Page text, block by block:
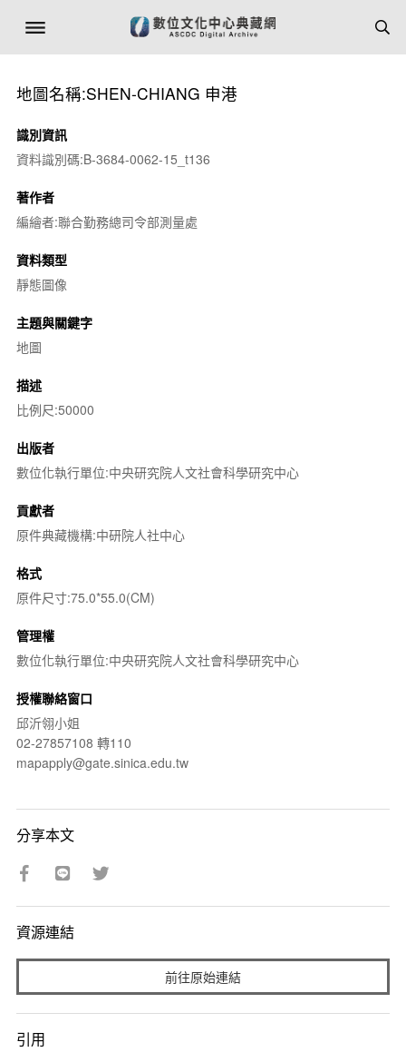
地圖名稱:SHEN-CHIANG 申港
識別資訊
資料識別碼:B-3684-0062-15_t136
著作者
編繪者:聯合勤務總司令部測量處
資料類型
靜態圖像
主題與關鍵字
地圖
描述
比例尺:50000
出版者
數位化執行單位:中央研究院人文社會科學研究中心
貢獻者
原件典藏機構:中研院人社中心
格式
原件尺寸:75.0*55.0(CM)
管理權
數位化執行單位:中央研究院人文社會科學研究中心
授權聯絡窗口
邱沂翎小姐
02-27857108 轉110
mapapply@gate.sinica.edu.tw
分享本文
資源連結
前往原始連結
引用